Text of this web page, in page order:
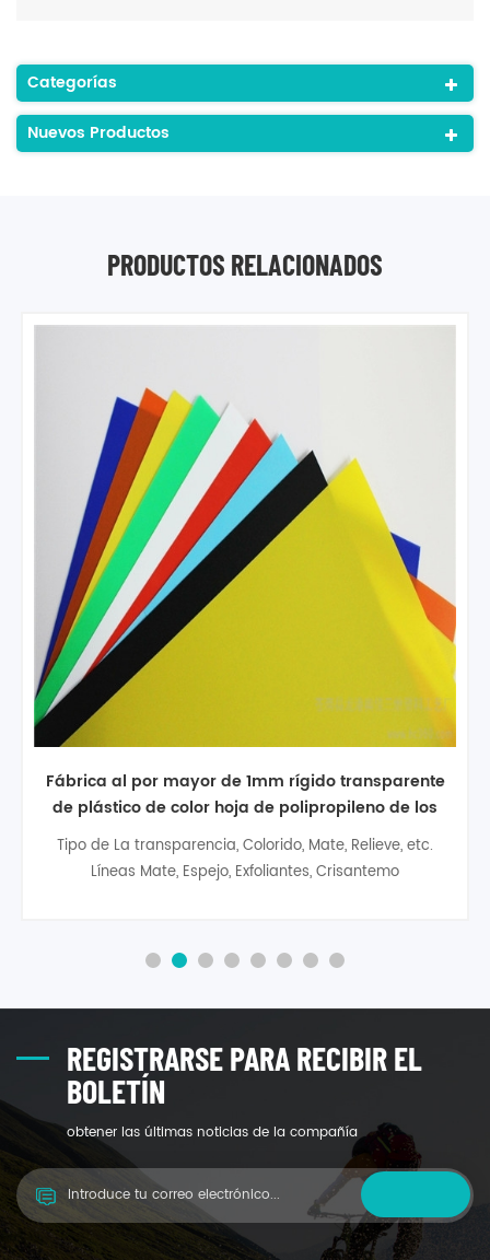
Categorías
Nuevos Productos
PRODUCTOS RELACIONADOS
Hoteles de Precio de Fábrica de reciclado de
polipropileno de los PP de la hoja de 1.5 mm en
rollos
plastic pp transparent sheet is a kind of low density, no
side chain, high crystallization of linear polymer, high
electrical performance, non-toxic, smooth surface, easy
machining, welding e7
REGISTRARSE PARA RECIBIR EL
BOLETÍN
obtener las últimas noticias de la compañía